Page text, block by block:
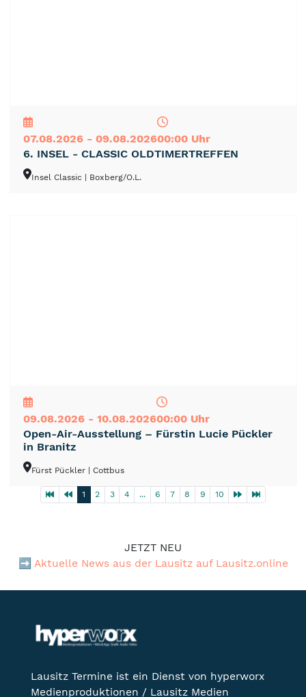
07.08.2026 - 09.08.202600:00 Uhr
6. INSEL - CLASSIC OLDTIMERTREFFEN
Insel Classic | Boxberg/O.L.
09.08.2026 - 10.08.202600:00 Uhr
Open-Air-Ausstellung – Fürstin Lucie Pückler
in Branitz
Fürst Pückler | Cottbus
1 2 3 4 ... 6 7 8 9 10
JETZT NEU
➡️ Aktuelle News aus der Lausitz auf Lausitz.online
Lausitz Termine ist ein Dienst von hyperworx
Medienproduktionen / Lausitz Medien